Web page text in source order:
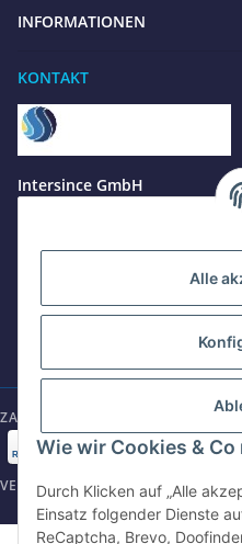
Wir sind
+49
+49
E-
INFORMATIONEN
KONTAKT
Intersince GmbH
84508 Burgkirchen a.d.Alz
Mo-Fr: 8:30 - 17:00 Uhr
ZAHLUNGSARTEN
VERSANDARTEN
Alle
Wie wir Cookies & Co
Durch Klicken auf „Alle
Einsatz folgender Dienste
ReCaptcha, Brevo,